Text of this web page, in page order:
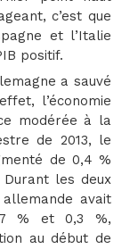
c’est que
et l’Italie
positif.
a sauvé
l’économie
modérée à la
de 2013, le
de 0,4 %
les deux
avait
% et 0,3 %,
au début de